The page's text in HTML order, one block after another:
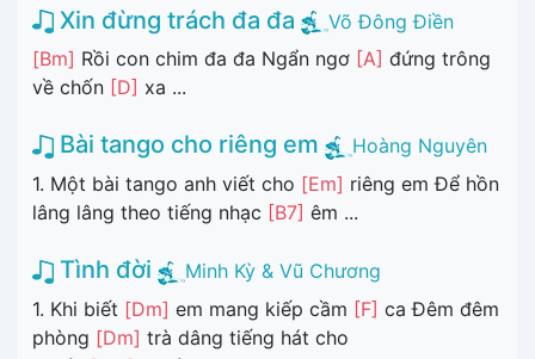
Xin đừng trách đa đa
Võ Đông Điền
[Bm] Rồi con chim đa đa Ngẩn ngơ [A] đứng trông
về chốn [D] xa ...
Bài tango cho riêng em
Hoàng Nguyên
1. Một bài tango anh viết cho [Em] riêng em Để hồn
lâng lâng theo tiếng nhạc [B7] êm ...
Tình đời
Minh Kỳ & Vũ Chương
1. Khi biết [Dm] em mang kiếp cầm [F] ca Đêm đêm
phòng [Dm] trà dâng tiếng hát cho